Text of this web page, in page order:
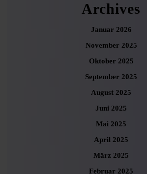
Archives
Januar 2026
November 2025
Oktober 2025
September 2025
August 2025
Juni 2025
Mai 2025
April 2025
März 2025
Februar 2025